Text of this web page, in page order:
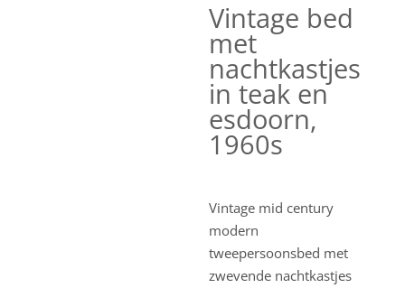
Vintage bed
met
nachtkastjes
in teak en
esdoorn,
1960s
Vintage mid century
modern
tweepersoonsbed met
zwevende nachtkastjes